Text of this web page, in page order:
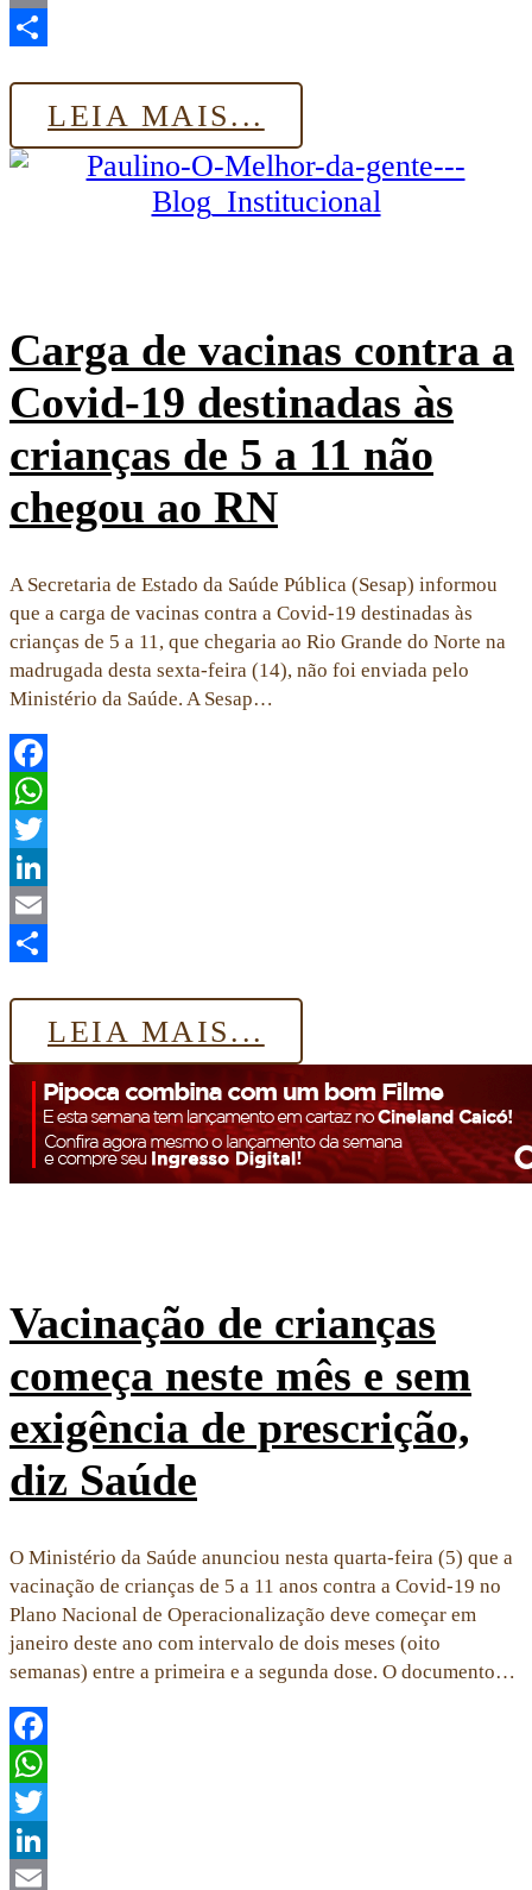
Email
LEIA MAIS...
Carga de vacinas contra a
Covid-19 destinadas às
crianças de 5 a 11 não
chegou ao RN
A Secretaria de Estado da Saúde Pública (Sesap) informou
que a carga de vacinas contra a Covid-19 destinadas às
crianças de 5 a 11, que chegaria ao Rio Grande do Norte na
madrugada desta sexta-feira (14), não foi enviada pelo
Ministério da Saúde. A Sesap…
Facebook
WhatsApp
Twitter
LinkedIn
Email
LEIA MAIS...
Vacinação de crianças
começa neste mês e sem
exigência de prescrição,
diz Saúde
O Ministério da Saúde anunciou nesta quarta-feira (5) que a
vacinação de crianças de 5 a 11 anos contra a Covid-19 no
Plano Nacional de Operacionalização deve começar em
janeiro deste ano com intervalo de dois meses (oito
semanas) entre a primeira e a segunda dose. O documento…
Facebook
WhatsApp
Twitter
LinkedIn